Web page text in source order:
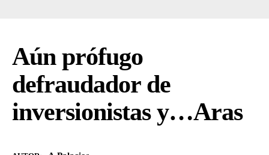
Aún prófugo
defraudador de
inversionistas y…Aras